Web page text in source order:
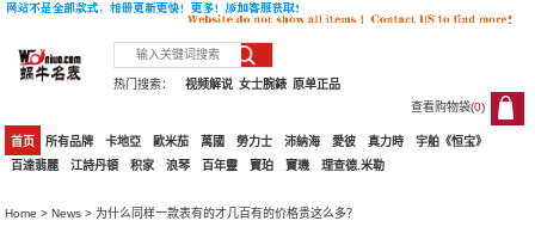
热门搜索： 原单正品
女士腕錶
视频解说
查看购物袋(0)
0
首页 所有品牌 卡地亞 歐米茄 萬國 勞力士 沛納海 愛彼 真力時
宇舶《恒宝》
百達翡麗
江詩丹頓 积家 浪琴 百年靈 寶珀 寶璣 理查德.米勒
Home >News > 为什么同样一款表有的才几百有的价格贵这么多？